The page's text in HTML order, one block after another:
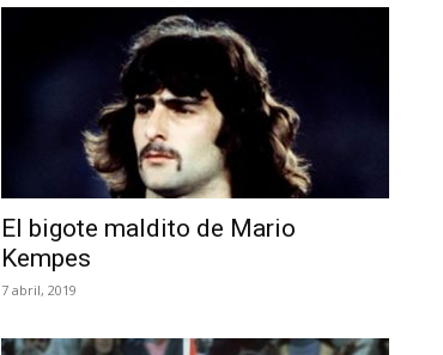
El bigote maldito de Mario
Kempes
7 abril, 2019